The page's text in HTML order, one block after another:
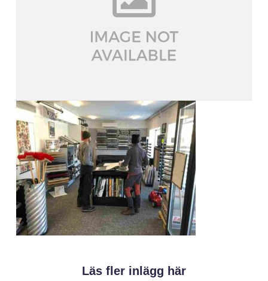
Läs fler inlägg här